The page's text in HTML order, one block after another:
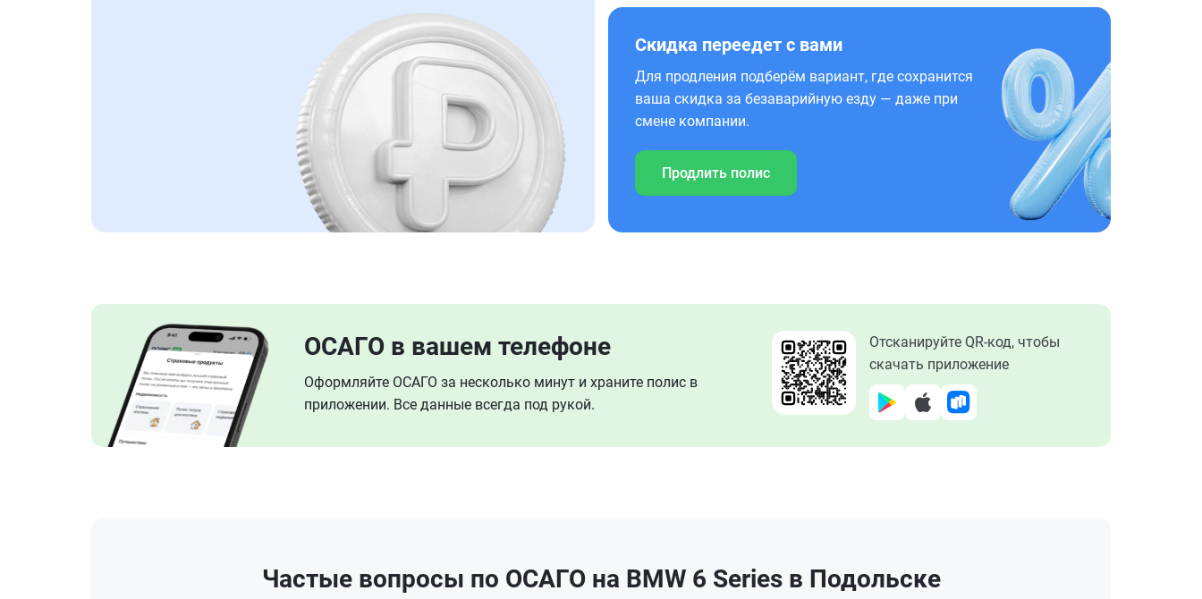
Скидка переедет с вами
Для продления подберём вариант, где сохранится
ваша скидка за безаварийную езду — даже при
смене компании.
Продлить полис
ОСАГО в вашем телефоне
Оформляйте ОСАГО за несколько минут и храните полис в
приложении. Все данные всегда под рукой.
Отсканируйте QR-код, чтобы
скачать приложение
Частые вопросы по ОСАГО на BMW 6 Series в Подольске